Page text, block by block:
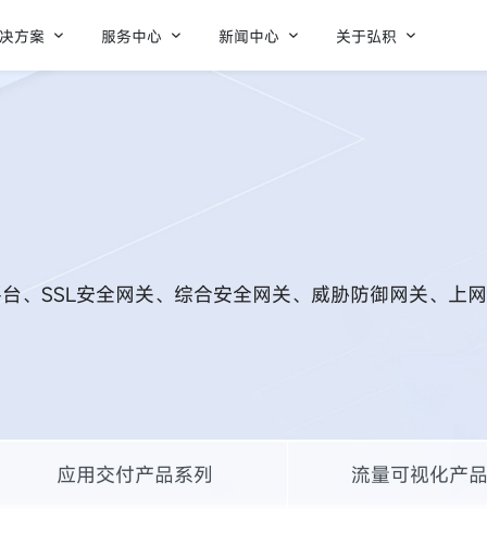
方案  服务中心  新闻中心  关于弘积 
、SSL安全网关、综合安全网关、威胁防御网关、上
应用交付产品系列 流量可视化产